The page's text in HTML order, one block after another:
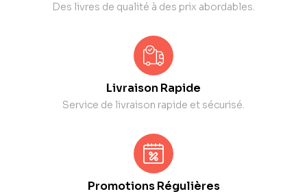
Des livres de qualité à des prix abordables.
Livraison Rapide
Service de livraison rapide et sécurisé.
Promotions Régulières